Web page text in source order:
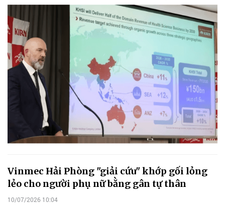
Vinmec Hải Phòng "giải cứu" khớp gối lỏng
lẻo cho người phụ nữ bằng gân tự thân
10/07/2026 10:04